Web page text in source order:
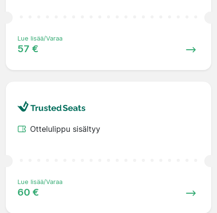
Lue lisää/Varaa
57 €
Ottelulippu sisältyy
Lue lisää/Varaa
60 €